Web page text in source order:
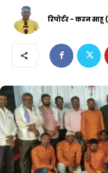
रिपोर्टर - करन